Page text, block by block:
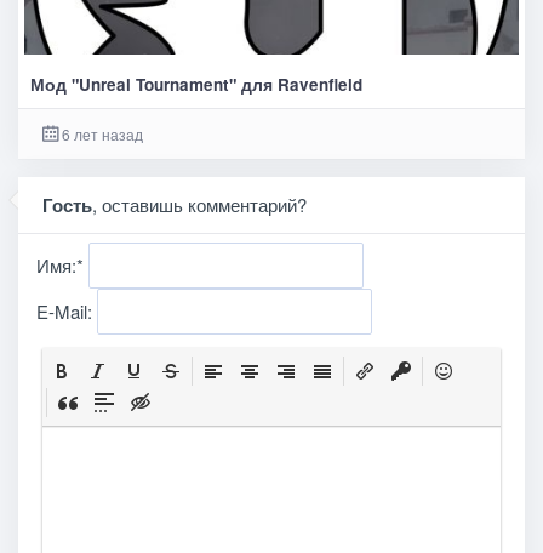
Мод "Unreal Tournament" для Ravenfield
6 лет назад
Гость, оставишь комментарий?
Имя:*
E-Mail: